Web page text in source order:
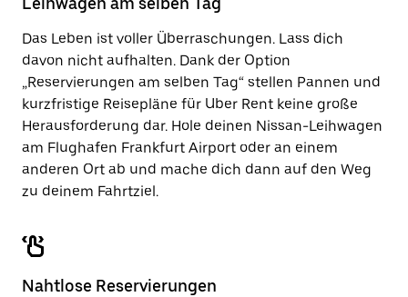
zu
Das Leben ist voller Überraschungen. Lass dich
davon nicht aufhalten. Dank der Option
„Reservierungen am selben Tag“ stellen Pannen und
kurzfristige Reisepläne für Uber Rent keine große
Herausforderung dar. Hole deinen Nissan-Leihwagen
am Flughafen Frankfurt Airport oder an einem
anderen Ort ab und mache dich dann auf den Weg
zu deinem Fahrtziel.
Nahtlose Reservierungen